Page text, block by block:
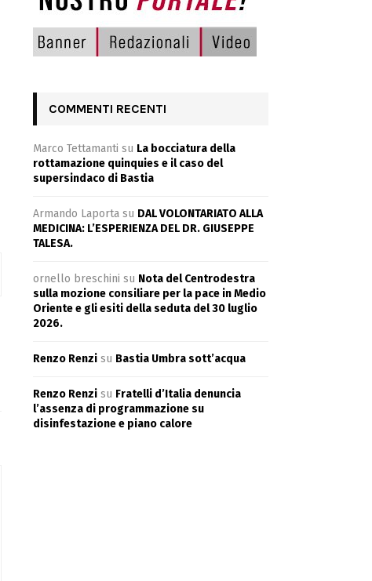
COMMENTI RECENTI
Marco Tettamanti su La bocciatura della
rottamazione quinquies e il caso del
supersindaco di Bastia
Armando Laporta su DAL VOLONTARIATO ALLA
MEDICINA: L’ESPERIENZA DEL DR. GIUSEPPE
TALESA.
ornello breschini su Nota del Centrodestra
sulla mozione consiliare per la pace in Medio
Oriente e gli esiti della seduta del 30 luglio
2026.
Renzo Renzi su Bastia Umbra sott’acqua
Renzo Renzi su Fratelli d’Italia denuncia
l’assenza di programmazione su
disinfestazione e piano calore